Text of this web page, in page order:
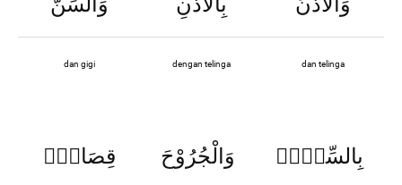
dan gigi dengan telinga dan telinga
قِصَاصٌۗ وَالْجُرُوْحَ بِالسِّنِّۙ